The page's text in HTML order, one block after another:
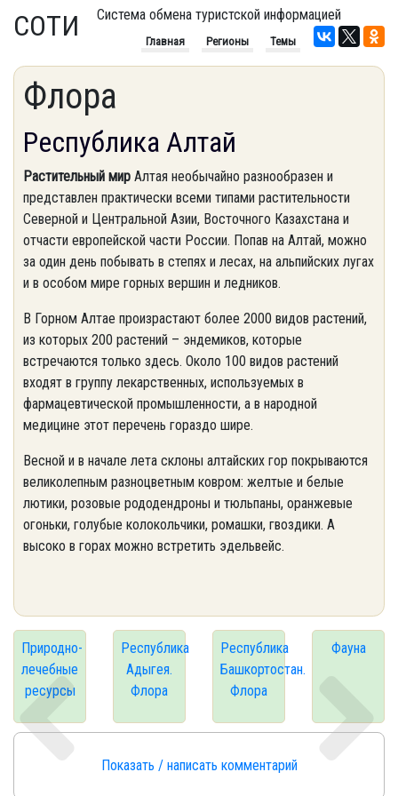
СОТИ Система обмена туристской информацией
Главная Регионы Темы
Флора
Республика Алтай
Растительный мир Алтая необычайно разнообразен и
представлен практически всеми типами растительности
Северной и Центральной Азии, Восточного Казахстана и
отчасти европейской части России. Попав на Алтай, можно
за один день побывать в степях и лесах, на альпийских лугах
и в особом мире горных вершин и ледников.
В Горном Алтае произрастают более 2000 видов растений,
из которых 200 растений – эндемиков, которые
встречаются только здесь. Около 100 видов растений
входят в группу лекарственных, используемых в
фармацевтической промышленности, а в народной
медицине этот перечень гораздо шире.
Весной и в начале лета склоны алтайских гор покрываются
великолепным разноцветным ковром: желтые и белые
лютики, розовые рододендроны и тюльпаны, оранжевые
огоньки, голубые колокольчики, ромашки, гвоздики. А
высоко в горах можно встретить эдельвейс.
Природно-
лечебные
ресурсы
Республика
Адыгея.
Флора
Республика
Башкортостан.
Флора
Фауна
Показать / написать комментарий